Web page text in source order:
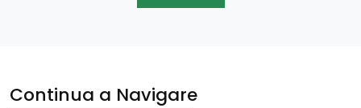
Continua a Navigare